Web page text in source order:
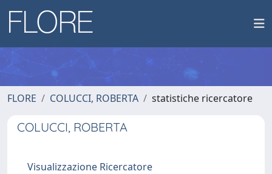
FLORE COLUCCI, ROBERTA statistiche ricercatore
COLUCCI, ROBERTA
Visualizzazione Ricercatore